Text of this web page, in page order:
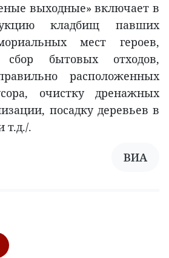
выходные» включает в
кладбищ павших
мест героев,
бытовых отходов,
расположенных
очистку дренажных
посадку деревьев в
т.д./.
ВИА